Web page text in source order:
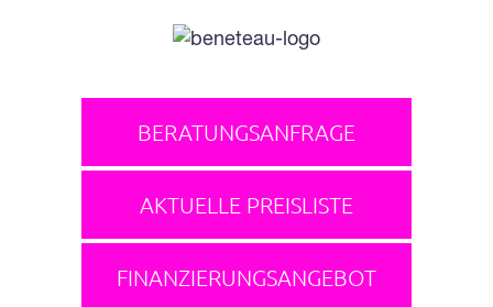
BERATUNGSANFRAGE
AKTUELLE PREISLISTE
FINANZIERUNGSANGEBOT